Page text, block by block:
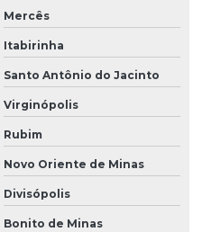
Mercês
Itabirinha
Santo Antônio do Jacinto
Virginópolis
Rubim
Novo Oriente de Minas
Divisópolis
Bonito de Minas